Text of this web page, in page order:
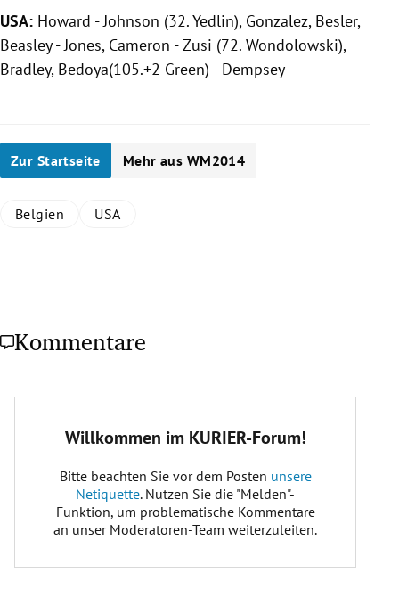
USA: Howard - Johnson (32. Yedlin), Gonzalez, Besler,
Beasley - Jones, Cameron - Zusi (72. Wondolowski),
Bradley, Bedoya(105.+2 Green) - Dempsey
Zur Startseite Mehr aus WM2014
Belgien USA
Kommentare